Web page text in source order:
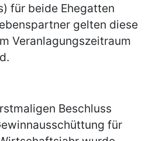
für beide Ehegatten
gelten diese
Veranlagungszeitraum
Beschluss
für